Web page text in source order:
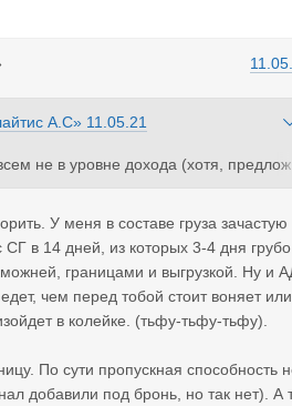
А.С» 11.05.21
не в уровне дохода (хотя, предлож
развелось непомерно много,
колеек на границе, не должно б
никому- все в общей очереди.
бусиков, никаких живых грузов.
У меня в составе груза зачастую
в 14 дней, из которых 3-4 дня
границами и выгрузкой. Ну и
чем перед тобой стоит воняет или
в колейке. (тьфу-тьфу-тьфу).
По сути пропускная способность
добавили под бронь, но так нет). А